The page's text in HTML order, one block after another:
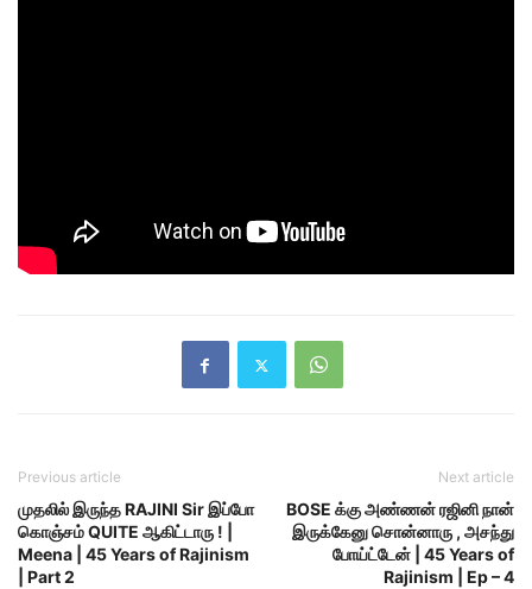
Previous article
முதலில் இருந்த RAJINI Sir இப்போ
கொஞ்சம் QUITE ஆகிட்டாரு ! |
Meena | 45 Years of Rajinism
| Part 2
Next article
BOSE க்கு அண்ணன் ரஜினி நான்
இருக்கேனு சொன்னாரு , அசந்து
போய்ட்டேன் | 45 Years of
Rajinism | Ep – 4